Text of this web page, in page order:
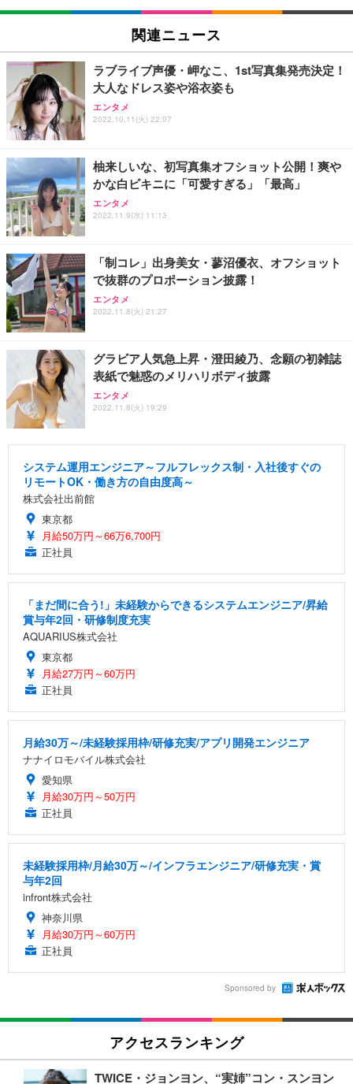
関連ニュース
ラブライブ声優・岬なこ、1st写真集発売決定！
大人なドレス姿や浴衣姿も
エンタメ
2022.10.11(火) 22:07
柚来しいな、初写真集オフショット公開！爽や
かな白ビキニに「可愛すぎる」「最高」
エンタメ
2022.11.9(水) 11:13
「制コレ」出身美女・蓼沼優衣、オフショット
で抜群のプロポーション披露！
エンタメ
2022.11.8(火) 21:27
グラビア人気急上昇・澄田綾乃、念願の初雑誌
表紙で魅惑のメリハリボディ披露
エンタメ
2022.11.8(火) 19:29
システム運用エンジニア～フルフレックス制・入社後すぐの
リモートOK・働き方の自由度高～
株式会社出前館
東京都
月給50万円～66万6,700円
正社員
「まだ間に合う!」未経験からできるシステムエンジニア/昇給
賞与年2回・研修制度充実
AQUARIUS株式会社
東京都
月給27万円～60万円
正社員
月給30万～/未経験採用枠/研修充実/アプリ開発エンジニア
ナナイロモバイル株式会社
愛知県
月給30万円～50万円
正社員
未経験採用枠/月給30万～/インフラエンジニア/研修充実・賞
与年2回
infront株式会社
神奈川県
月給30万円～60万円
正社員
Sponsored by
アクセスランキング
TWICE・ジョンヨン、“実姉”コン・スンヨン